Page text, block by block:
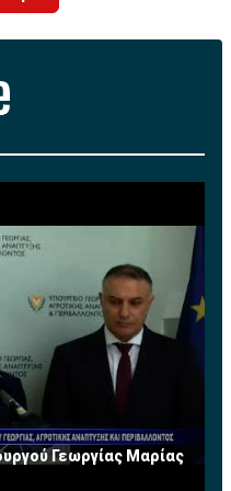
(UCLA), με πλήρη
Scholarship
εταιρεία
Brand Manager στο
το 2013 εργαζόταν
αναλυτής και
στο Τμήμα
μέχρι και την
την τράπεζα τον Ιούλιο
Ανώτερου Διευθυντή
Εργασιών
πέραν των 25
σε τραπεζικά θέματα.
Συμβούλου
θέματα. Έχει
Γεωργίας Μαρίας